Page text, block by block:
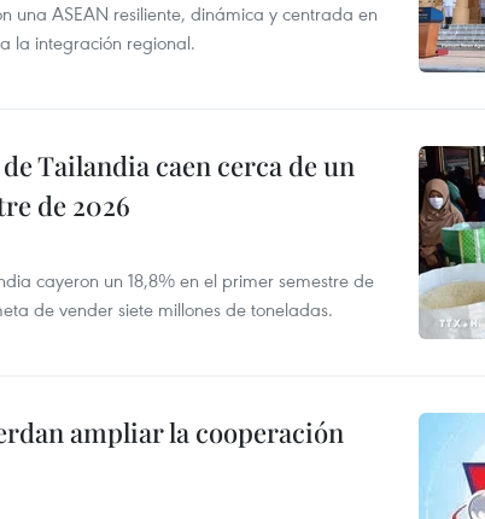
una ASEAN resiliente, dinámica y centrada en
la integración regional.
Tailandia caen cerca de un
de 2026
cayeron un 18,8% en el primer semestre de
de vender siete millones de toneladas.
ampliar la cooperación